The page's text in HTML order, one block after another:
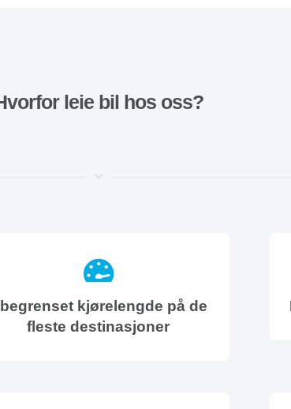
leie bil hos oss?
kjørelengde på de
fleste destinasjoner